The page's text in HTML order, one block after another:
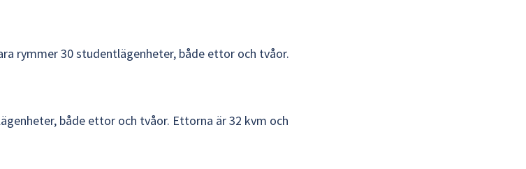
rymmer 30 studentlägenheter, både ettor och tvåor.
både ettor och tvåor. Ettorna är 32 kvm och